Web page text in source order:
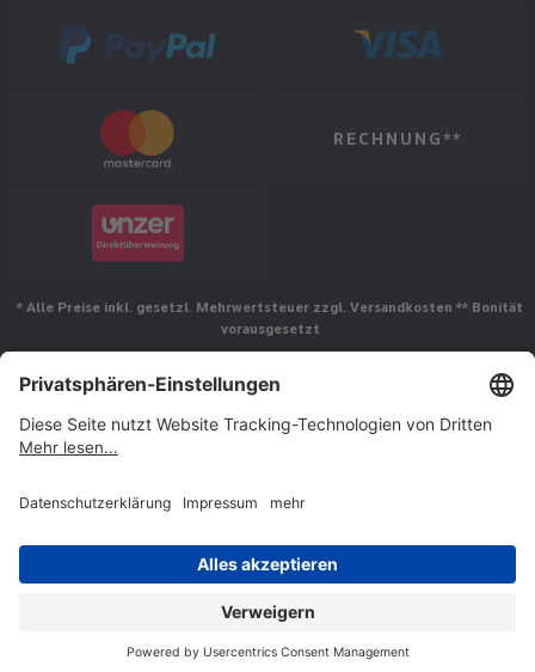
RECHNUNG**
* Alle Preise inkl. gesetzl. Mehrwertsteuer zzgl. Versandkosten ** Bonität
vorausgesetzt
Folgen Sie uns
© Jakob Maul GmbH,
Jakob-Maul-Str. 17, 64732 Bad König, Deutschland